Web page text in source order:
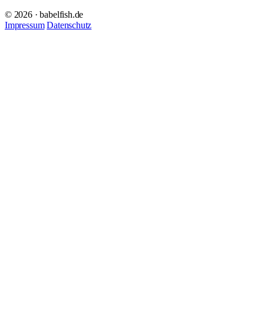
© 2026 · babelfish.de
Impressum Datenschutz